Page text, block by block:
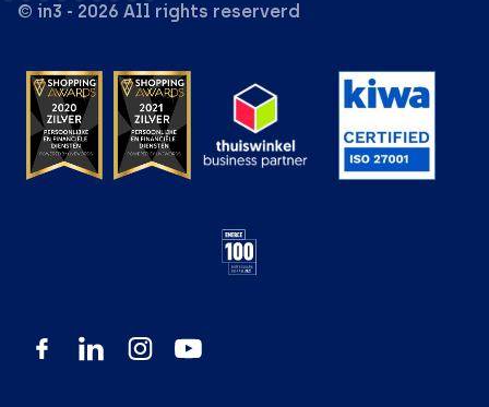
© in3 - 2026 All rights reserverd